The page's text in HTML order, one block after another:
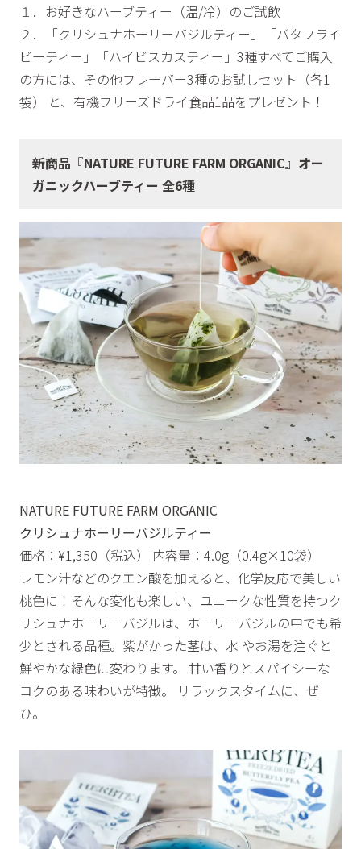
１．お好きなハーブティー（温/冷）のご試飲
２．「クリシュナホーリーバジルティー」「バタフライ
ビーティー」「ハイビスカスティー」3種すべてご購入
の方には、その他フレーバー3種のお試しセット（各1
袋） と、有機フリーズドライ食品1品をプレゼント！
新商品『NATURE FUTURE FARM ORGANIC』オー
ガニックハーブティー 全6種
NATURE FUTURE FARM ORGANIC
クリシュナホーリーバジルティー
価格：¥1,350（税込） 内容量：4.0g（0.4g×10袋）
レモン汁などのクエン酸を加えると、化学反応で美しい
桃色に！そんな変化も楽しい、ユニークな性質を持つク
リシュナホーリーバジルは、ホーリーバジルの中でも希
少とされる品種。紫がかった茎は、水 やお湯を注ぐと
鮮やかな緑色に変わります。 甘い香りとスパイシーな
コクのある味わいが特徴。 リラックスタイムに、ぜ
ひ。